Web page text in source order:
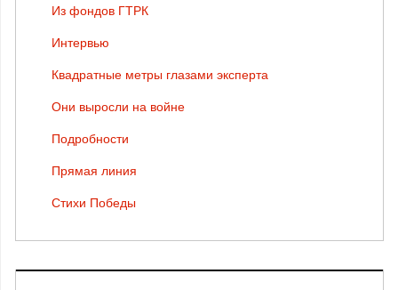
Из фондов ГТРК
Интервью
Квадратные метры глазами эксперта
Они выросли на войне
Подробности
Прямая линия
Стихи Победы